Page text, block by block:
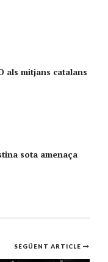
als mitjans catalans
sota amenaça
SEGÜENT ARTICLE